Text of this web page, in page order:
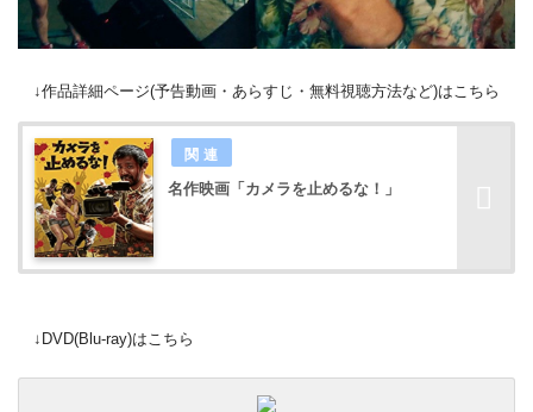
↓作品詳細ページ(予告動画・あらすじ・無料視聴方法など)はこちら
名作映画「カメラを止めるな！」
↓DVD(Blu-ray)はこちら